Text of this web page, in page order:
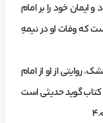
ايمان‌ خود را بر امام‌
كه‌ وفات‌ او در نيمهِ‌
روايتي‌ از او از امام‌
گويد حديثي‌ است‌